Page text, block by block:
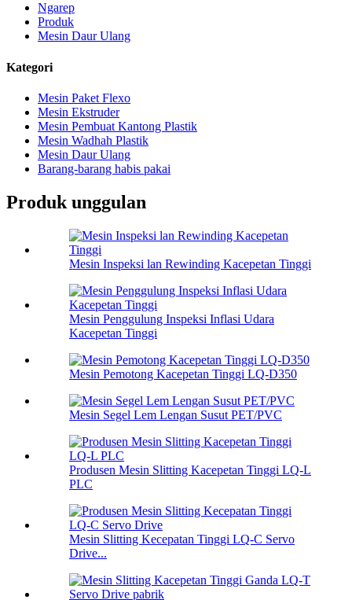
Ngarep
Produk
Mesin Daur Ulang
Kategori
Mesin Paket Flexo
Mesin Ekstruder
Mesin Pembuat Kantong Plastik
Mesin Wadhah Plastik
Mesin Daur Ulang
Barang-barang habis pakai
Produk unggulan
Mesin Inspeksi lan Rewinding Kacepetan Tinggi
Mesin Penggulung Inspeksi Inflasi Udara
Kacepetan Tinggi
Mesin Pemotong Kacepetan Tinggi LQ-D350
Mesin Segel Lem Lengan Susut PET/PVC
Produsen Mesin Slitting Kacepetan Tinggi LQ-L
PLC
Mesin Slitting Kecepatan Tinggi LQ-C Servo
Drive...